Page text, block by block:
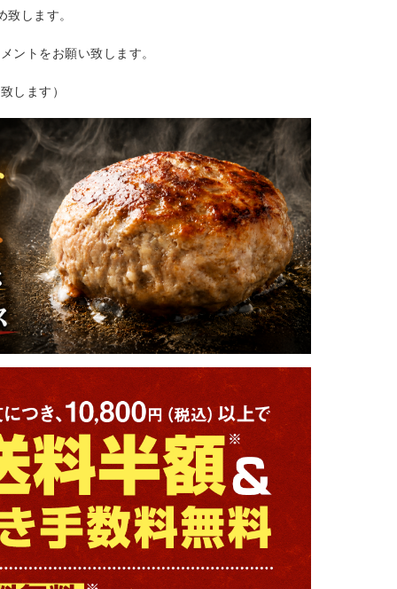
します。
ントをお願い致します。
します）